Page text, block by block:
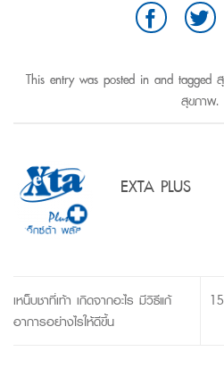
This entry was posted in and tagged
สุขภาพ.
EXTA PLUS
เหน็บชาที่เท้า เกิดจากอะไร มีวิธีแก้
อาการอย่างไรให้ดีขึ้น